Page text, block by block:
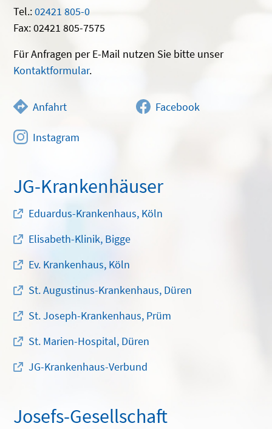
Tel.:02421 805-0
Fax: 02421 805-7575
Für Anfragen per E-Mail nutzen Sie bitte unser
Kontaktformular.
Anfahrt Facebook
Instagram
JG-Krankenhäuser
Eduardus-Krankenhaus, Köln
Elisabeth-Klinik, Bigge
Ev. Krankenhaus, Köln
St. Augustinus-Krankenhaus, Düren
St. Joseph-Krankenhaus, Prüm
St. Marien-Hospital, Düren
JG-Krankenhaus-Verbund
Josefs-Gesellschaft